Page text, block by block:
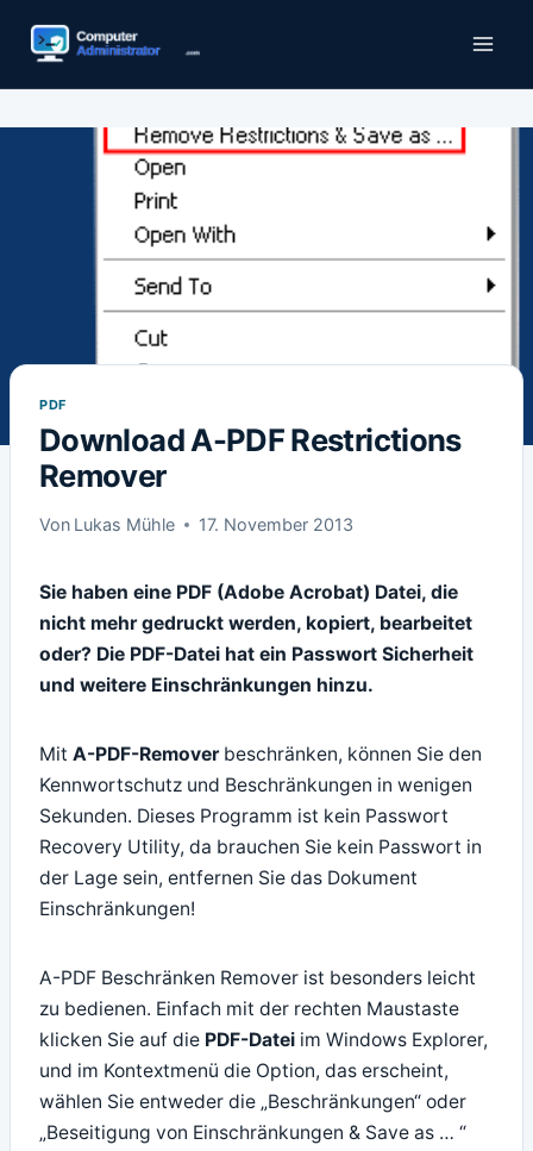
Inhalt
PDF
Download A-PDF Restrictions
Remover
Von Lukas Mühle 17. November 2013
Sie haben eine PDF (Adobe Acrobat) Datei, die
nicht mehr gedruckt werden, kopiert, bearbeitet
oder? Die PDF-Datei hat ein Passwort Sicherheit
und weitere Einschränkungen hinzu.
Mit A-PDF-Removerbeschränken, können Sie den
Kennwortschutz und Beschränkungen in wenigen
Sekunden. Dieses Programm ist kein Passwort
Recovery Utility, da brauchen Sie kein Passwort in
der Lage sein, entfernen Sie das Dokument
Einschränkungen!
A-PDF Beschränken Remover ist besonders leicht
zu bedienen. Einfach mit der rechten Maustaste
klicken Sie auf die PDF-Datei im Windows Explorer,
und im Kontextmenü die Option, das erscheint,
wählen Sie entweder die „Beschränkungen“ oder
„Beseitigung von Einschränkungen & Save as … “